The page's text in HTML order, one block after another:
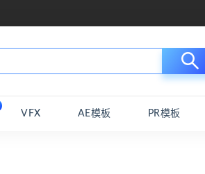
VFX AE模板 PR模板